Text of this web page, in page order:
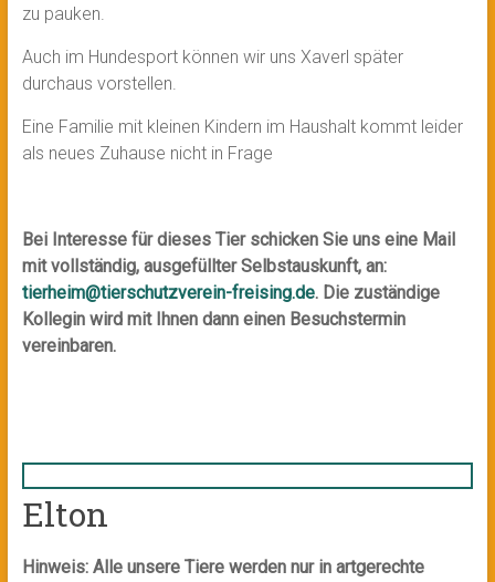
zu pauken.
Auch im Hundesport können wir uns Xaverl später
durchaus vorstellen.
Eine Familie mit kleinen Kindern im Haushalt kommt leider
als neues Zuhause nicht in Frage
Bei Interesse für dieses Tier schicken Sie uns eine Mail
mit vollständig, ausgefüllter Selbstauskunft, an:
tierheim@tierschutzverein-freising.de. Die zuständige
Kollegin wird mit Ihnen dann einen Besuchstermin
vereinbaren.
Elton
Hinweis: Alle unsere Tiere werden nur in artgerechte